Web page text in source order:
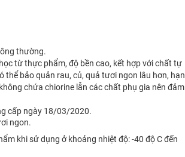
thường.
từ thực phẩm, độ bền cao, kết hợp với chất tự
thể bảo quản rau, củ, quả tươi ngon lâu hơn, hạn
chứa chiorine lẫn các chất phụ gia nên đảm
cấp ngày 18/03/2020.
ngon.
khi sử dụng ở khoảng nhiệt độ: -40 độ C đến